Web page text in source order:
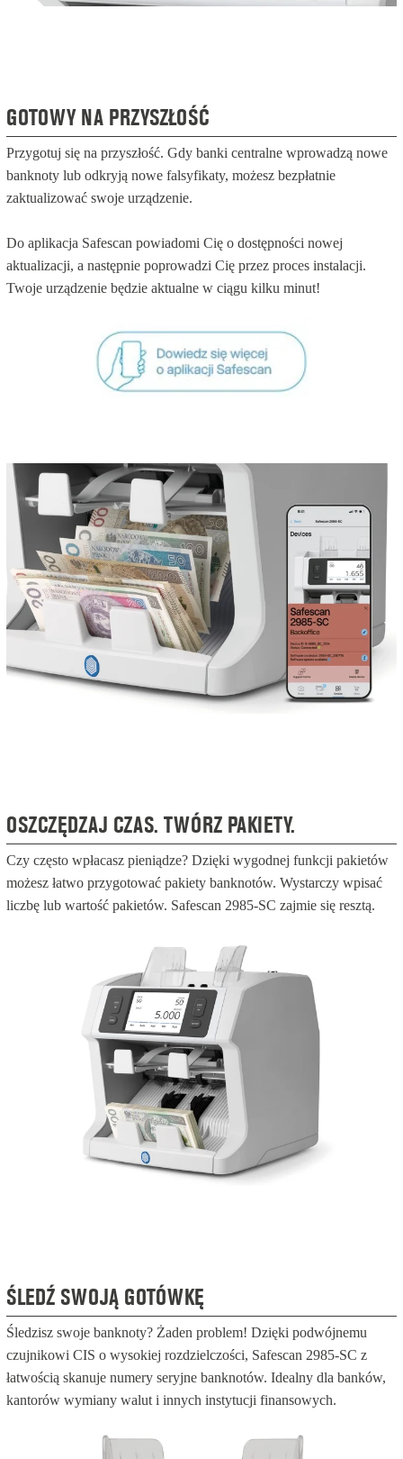
GOTOWY NA PRZYSZŁOŚĆ
Przygotuj się na przyszłość. Gdy banki centralne wprowadzą nowe
banknoty lub odkryją nowe falsyfikaty, możesz bezpłatnie
zaktualizować swoje urządzenie.
Do aplikacja Safescan powiadomi Cię o dostępności nowej
aktualizacji, a następnie poprowadzi Cię przez proces instalacji.
Twoje urządzenie będzie aktualne w ciągu kilku minut!
OSZCZĘDZAJ CZAS. TWÓRZ PAKIETY.
Czy często wpłacasz pieniądze? Dzięki wygodnej funkcji pakietów
możesz łatwo przygotować pakiety banknotów. Wystarczy wpisać
liczbę lub wartość pakietów. Safescan 2985-SC zajmie się resztą.
ŚLEDŹ SWOJĄ GOTÓWKĘ
Śledzisz swoje banknoty? Żaden problem! Dzięki podwójnemu
czujnikowi CIS o wysokiej rozdzielczości, Safescan 2985-SC z
łatwością skanuje numery seryjne banknotów. Idealny dla banków,
kantorów wymiany walut i innych instytucji finansowych.